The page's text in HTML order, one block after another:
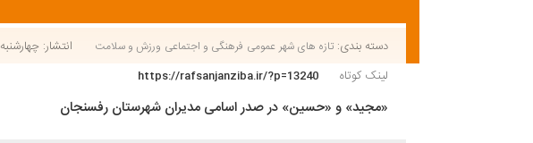
دسته بندی: تازه های شهر عمومی فرهنگی و اجتماعی ورزش و سلامت
انتشار: چهارشنبه ۱۷/اسفند/۱۴۰۱
لینک کوتاه
https://rafsanjanziba.ir/?p=13240
«مجید» و «حسین» در صدر اسامی مدیران شهرستان رفسنجان